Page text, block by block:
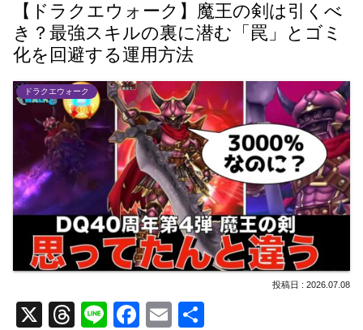
【ドラクエウォーク】魔王の剣は引くべ
き？最強スキルの裏に潜む「罠」とゴミ
化を回避する運用方法
ドラクエウォーク
2026.07.08
X
T
Li
F
E